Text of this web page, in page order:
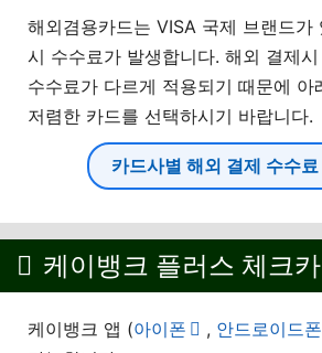
해외겸용카드는 VISA 국제 브랜드가
시 수수료가 발생합니다. 해외 결제
수수료가 다르게 적용되기 때문에 아
저렴한 카드를 선택하시기 바랍니다.
카드사별 해외 결제 수수
케이뱅크 플러스 체크
케이뱅크 앱 (아이폰 , 안드로이드폰